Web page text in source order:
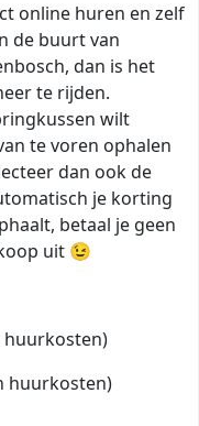
online huren en zelf
de buurt van
dan is het
te rijden.
wilt
te voren ophalen
dan ook de
je korting
betaal je geen
uit 😉
huurkosten)
huurkosten)